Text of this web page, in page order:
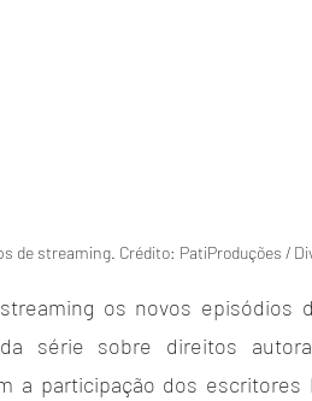
de streaming. Crédito: PatiProduções /
os novos episódios
série sobre direitos
a participação dos escritores